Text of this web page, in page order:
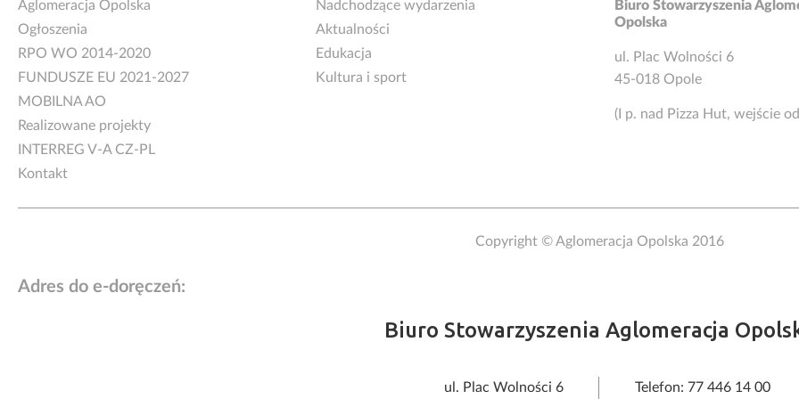
Aglomeracja Opolska
Ogłoszenia
RPO WO 2014-2020
FUNDUSZE EU 2021-2027
MOBILNA AO
Realizowane projekty
INTERREG V-A CZ-PL
Kontakt
Nadchodzące wydarzenia
Aktualności
Edukacja
Kultura i sport
Biuro Stowarzyszenia
Opolska
ul. Plac Wolności 6
45-018 Opole
(I p. nad Pizza Hut, wejście
Copyright © Aglomeracja Opolska 2016
Adres do e-doręczeń:
Biuro Stowarzyszenia Aglomeracja
ul. Plac Wolności 6 Telefon: 77 446 14 00